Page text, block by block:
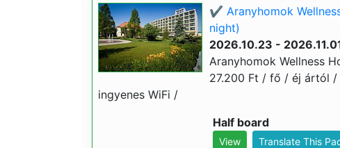
✔️ Aranyhomok
night)
2026.10.23 -
Aranyhomok Wellness
27.200 Ft / fő / éj ártól
ingyenes WiFi /
Half board
View Translate This